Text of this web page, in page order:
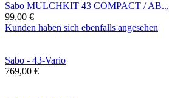
Sabo MULCHKIT 43 COMPACT / AB...
99,00 €
Kunden haben sich ebenfalls angesehen
Sabo - 43-Vario
769,00 €